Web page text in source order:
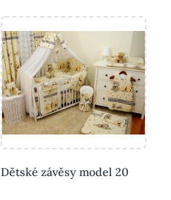
Dětské závěsy model 20